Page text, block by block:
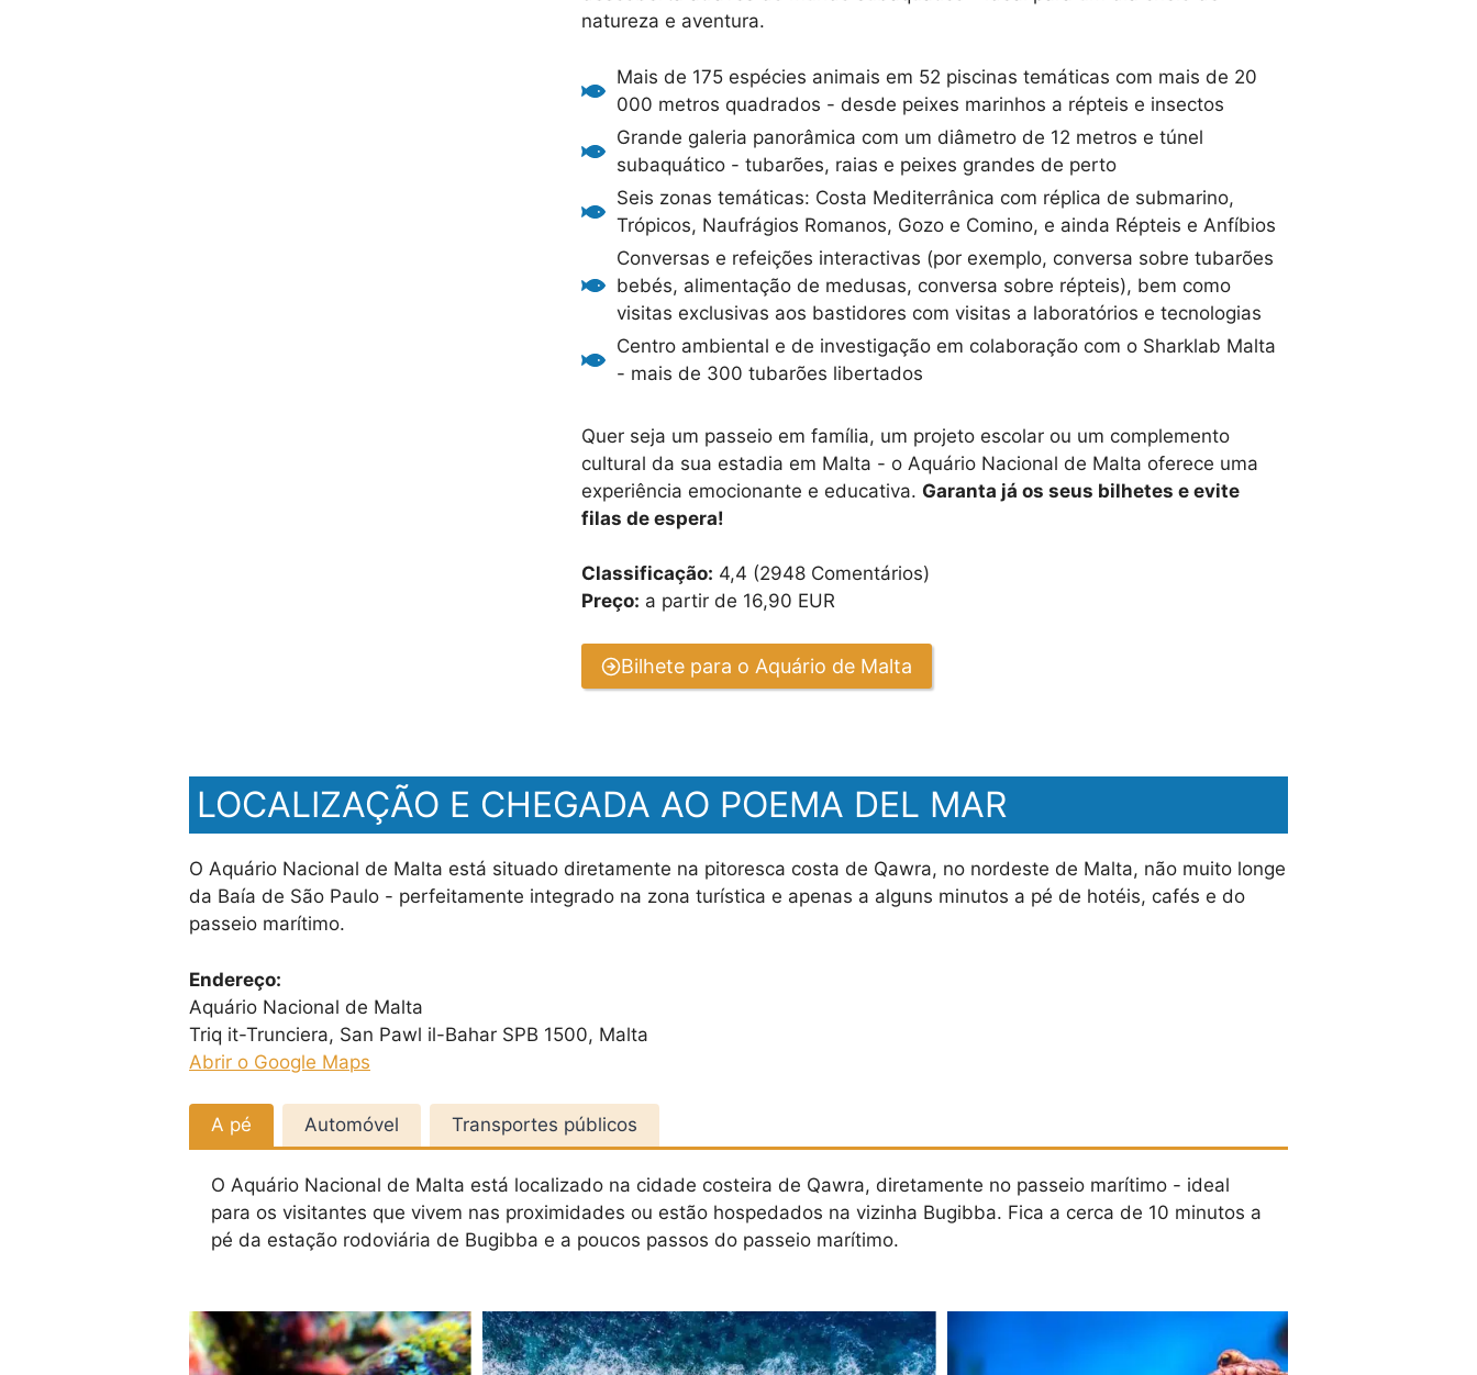
natureza e aventura.
Mais de 175 espécies animais em 52 piscinas temáticas com mais de 20
000 metros quadrados - desde peixes marinhos a répteis e insectos
Grande galeria panorâmica com um diâmetro de 12 metros e túnel
subaquático - tubarões, raias e peixes grandes de perto
Seis zonas temáticas: Costa Mediterrânica com réplica de submarino,
Trópicos, Naufrágios Romanos, Gozo e Comino, e ainda Répteis e Anfíbios
Conversas e refeições interactivas (por exemplo, conversa sobre tubarões
bebés, alimentação de medusas, conversa sobre répteis), bem como
visitas exclusivas aos bastidores com visitas a laboratórios e tecnologias
Centro ambiental e de investigação em colaboração com o Sharklab Malta
- mais de 300 tubarões libertados
Quer seja um passeio em família, um projeto escolar ou um complemento
cultural da sua estadia em Malta - o Aquário Nacional de Malta oferece uma
experiência emocionante e educativa. Garanta já os seus bilhetes e evite
filas de espera!
Classificação: 4,4 (2948 Comentários)
Preço: a partir de 16,90 EUR
Bilhete para o Aquário de Malta
LOCALIZAÇÃO E CHEGADA AO POEMA DEL MAR
O Aquário Nacional de Malta está situado diretamente na pitoresca costa de Qawra, no nordeste de Malta, não muito longe
da Baía de São Paulo - perfeitamente integrado na zona turística e apenas a alguns minutos a pé de hotéis, cafés e do
passeio marítimo.
Endereço:
Aquário Nacional de Malta
Triq it-Trunciera, San Pawl il-Bahar SPB 1500, Malta
Abrir o Google Maps
A pé Automóvel Transportes públicos
O Aquário Nacional de Malta está localizado na cidade costeira de Qawra, diretamente no passeio marítimo - ideal
para os visitantes que vivem nas proximidades ou estão hospedados na vizinha Bugibba. Fica a cerca de 10 minutos a
pé da estação rodoviária de Bugibba e a poucos passos do passeio marítimo.